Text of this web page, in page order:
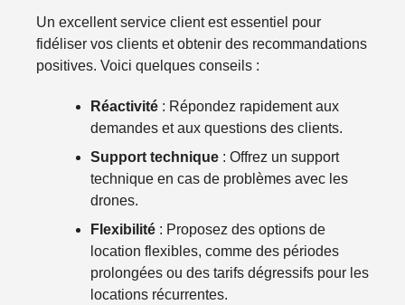
Un excellent service client est essentiel pour
fidéliser vos clients et obtenir des recommandations
positives. Voici quelques conseils :
Réactivité : Répondez rapidement aux
demandes et aux questions des clients.
Support technique : Offrez un support
technique en cas de problèmes avec les
drones.
Flexibilité : Proposez des options de
location flexibles, comme des périodes
prolongées ou des tarifs dégressifs pour les
locations récurrentes.